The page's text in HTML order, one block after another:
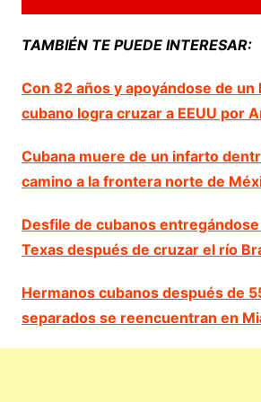
TAMBIÉN TE PUEDE INTERESAR:
Con 82 años y apoyándose de un
cubano logra cruzar a EEUU por
Cubana muere de un infarto
camino a la frontera norte de
Desfile de cubanos entregándose
Texas después de cruzar el río
Hermanos cubanos después de
separados se reencuentran en